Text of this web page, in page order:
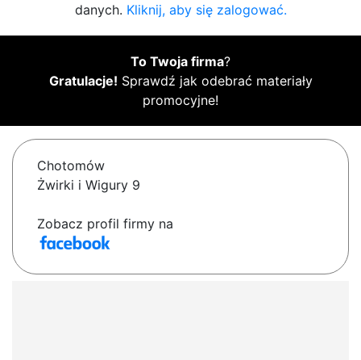
danych. Kliknij, aby się zalogować.
To Twoja firma?
Gratulacje! Sprawdź jak odebrać materiały
promocyjne!
Chotomów
Żwirki i Wigury 9
Zobacz profil firmy na